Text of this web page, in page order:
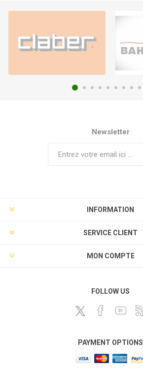
Newsletter
INFORMATION
SERVICE CLIENT
MON COMPTE
FOLLOW US
PAYMENT OPTIONS